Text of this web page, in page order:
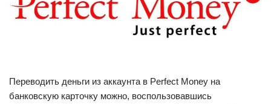
Переводить деньги из аккаунта в Perfect Money на
банковскую карточку можно, воспользовавшись